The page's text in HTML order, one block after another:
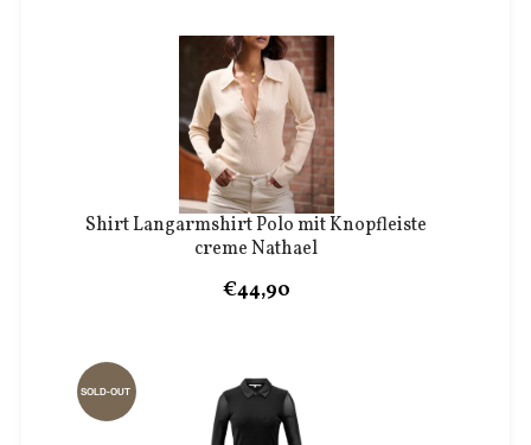
Shirt Langarmshirt Polo mit Knopfleiste
creme Nathael
€44,90
SOLD-OUT